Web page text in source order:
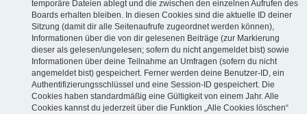
temporäre Dateien ablegt und die zwischen den einzelnen Aufrufen des
Boards erhalten bleiben. In diesen Cookies sind die aktuelle ID deiner
Sitzung (damit dir alle Seitenaufrufe zugeordnet werden können),
Informationen über die von dir gelesenen Beiträge (zur Markierung
dieser als gelesen/ungelesen; sofern du nicht angemeldet bist) sowie
Informationen über deine Teilnahme an Umfragen (sofern du nicht
angemeldet bist) gespeichert. Ferner werden deine Benutzer-ID, ein
Authentifizierungsschlüssel und eine Session-ID gespeichert. Die
Cookies haben standardmäßig eine Gültigkeit von einem Jahr. Alle
Cookies kannst du jederzeit über die Funktion „Alle Cookies löschen“